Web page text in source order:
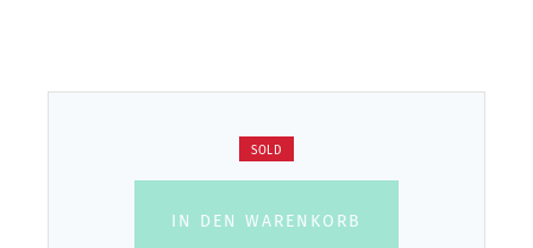
SOLD
IN DEN WARENKORB